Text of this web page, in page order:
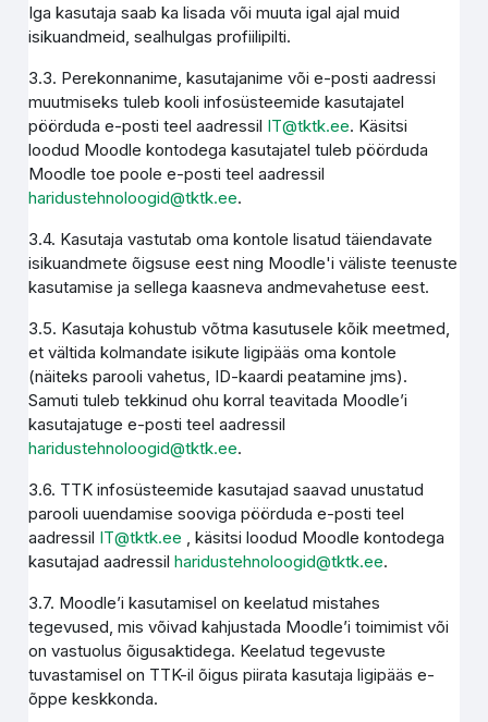
Iga kasutaja saab ka lisada või muuta igal ajal muid
isikuandmeid, sealhulgas profiilipilti.
3.3. Perekonnanime, kasutajanime või e-posti aadressi
muutmiseks tuleb kooli infosüsteemide kasutajatel
pöörduda e-posti teel aadressil IT@tktk.ee. Käsitsi
loodud Moodle kontodega kasutajatel tuleb pöörduda
Moodle toe poole e-posti teel aadressil
haridustehnoloogid@tktk.ee.
3.4. Kasutaja vastutab oma kontole lisatud täiendavate
isikuandmete õigsuse eest ning Moodle'i väliste teenuste
kasutamise ja sellega kaasneva andmevahetuse eest.
3.5. Kasutaja kohustub võtma kasutusele kõik meetmed,
et vältida kolmandate isikute ligipääs oma kontole
(näiteks parooli vahetus, ID-kaardi peatamine jms).
Samuti tuleb tekkinud ohu korral teavitada Moodle’i
kasutajatuge e-posti teel aadressil
haridustehnoloogid@tktk.ee.
3.6. TTK infosüsteemide kasutajad saavad unustatud
parooli uuendamise sooviga pöörduda e-posti teel
aadressil IT@tktk.ee , käsitsi loodud Moodle kontodega
kasutajad aadressilharidustehnoloogid@tktk.ee.
3.7. Moodle’i kasutamisel on keelatud mistahes
tegevused, mis võivad kahjustada Moodle’i toimimist või
on vastuolus õigusaktidega. Keelatud tegevuste
tuvastamisel on TTK-il õigus piirata kasutaja ligipääs e-
õppe keskkonda.